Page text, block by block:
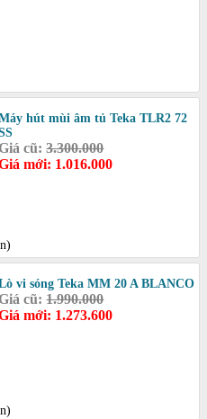
hút mùi âm tủ Teka TLR2 72
cũ:3.300.000
mới: 1.016.000
vi sóng Teka MM 20 A BLANCO
cũ:1.990.000
mới: 1.273.600